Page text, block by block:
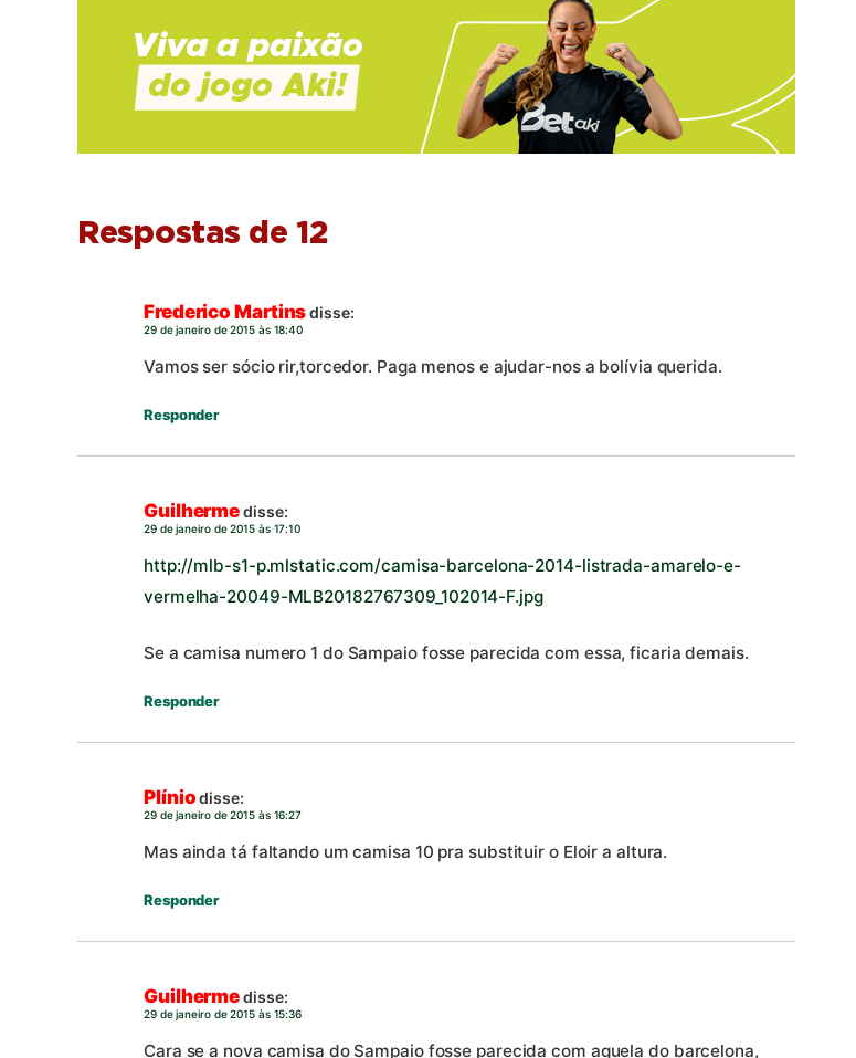
Respostas de 12
Frederico Martinsdisse:
29 de janeiro de 2015 às 18:40
Vamos ser sócio rir,torcedor. Paga menos e ajudar-nos a bolívia querida.
Responder
Guilhermedisse:
29 de janeiro de 2015 às 17:10
http://mlb-s1-p.mlstatic.com/camisa-barcelona-2014-listrada-amarelo-e-
vermelha-20049-MLB20182767309_102014-F.jpg
Se a camisa numero 1 do Sampaio fosse parecida com essa, ficaria demais.
Responder
Plíniodisse:
29 de janeiro de 2015 às 16:27
Mas ainda tá faltando um camisa 10 pra substituir o Eloir a altura.
Responder
Guilhermedisse:
29 de janeiro de 2015 às 15:36
Cara se a nova camisa do Sampaio fosse parecida com aquela do barcelona,